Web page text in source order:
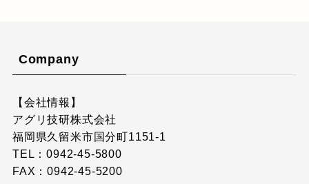
Company
【会社情報】
アグリ技研株式会社
福岡県久留米市国分町1151-1
TEL：0942-45-5800
FAX：0942-45-5200